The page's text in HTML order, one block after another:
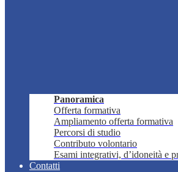
Panoramica
Offerta formativa
Ampliamento offerta formativa
Percorsi di studio
Contributo volontario
Esami integrativi, d’idoneità e
Contatti